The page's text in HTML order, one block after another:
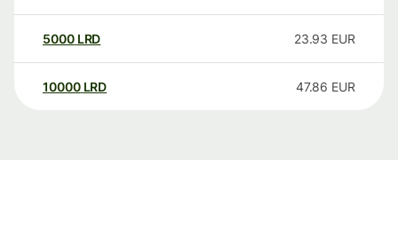
5000 LRD 23.93 EUR
10000 LRD 47.86 EUR